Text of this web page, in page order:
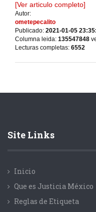
[Ver articulo completo]
Autor:
ometepecalito
Publicado: 2021-01-05
Columna leida: 135547848
Lecturas completas: 6552
Site Links
Inicio
Que es Justicia México
Reglas de Etiqueta